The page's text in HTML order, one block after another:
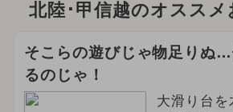
北陸･甲信越のオススメ
そこらの遊びじゃ物足りぬ
るのじゃ！
大滑り台を